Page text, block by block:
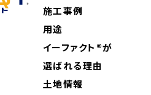
施工事例
用途
イーファクト®が
選ばれる理由
土地情報